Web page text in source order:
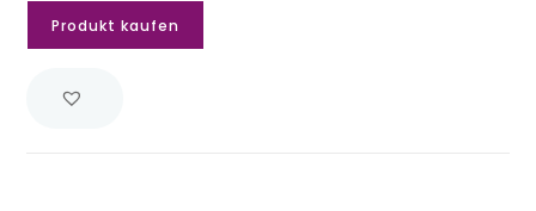
Produkt kaufen